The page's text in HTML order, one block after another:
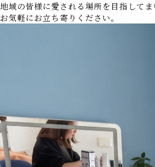
地域の皆様に愛される場所を目指してま
お気軽にお立ち寄りください。